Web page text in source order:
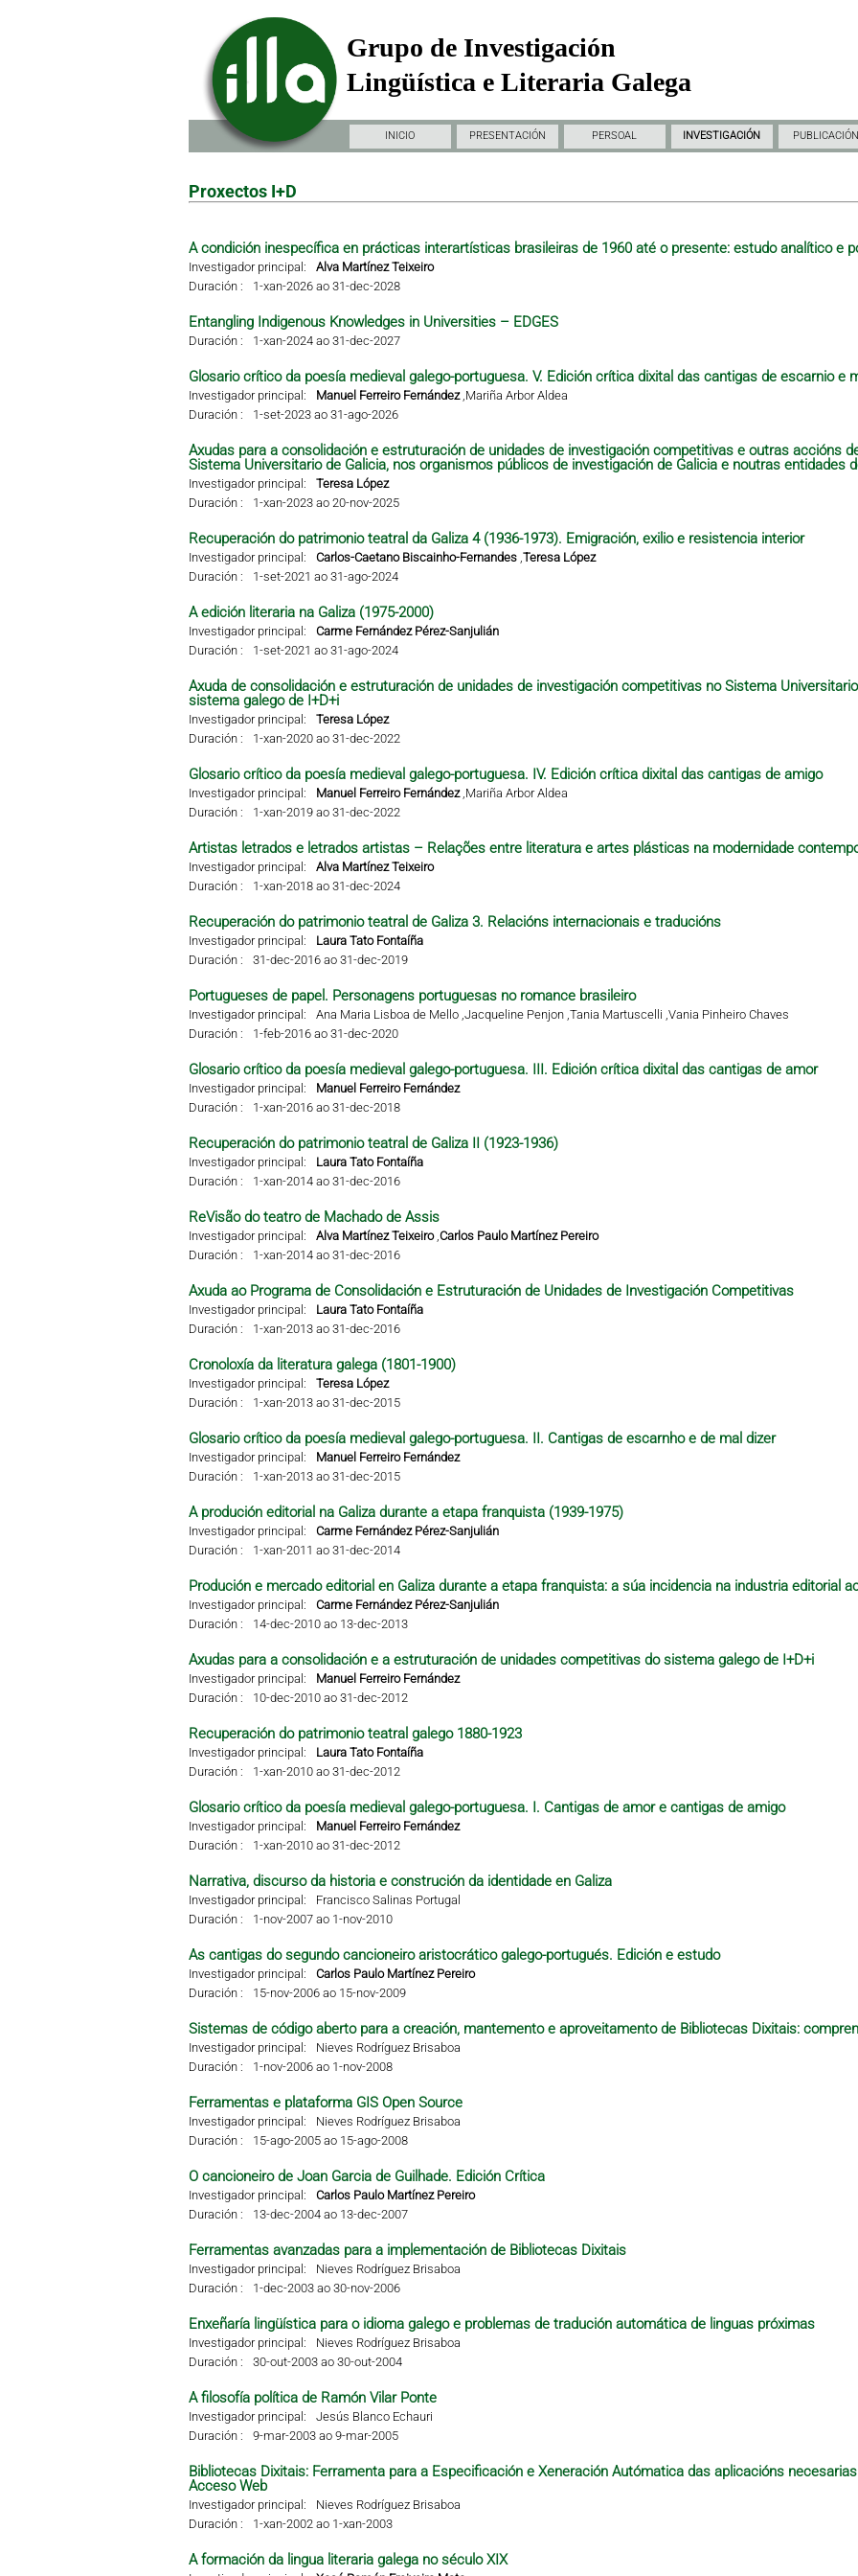
Grupo de Investigación
Lingüística e Literaria Galega
INICIO PRESENTACIÓN PERSOAL INVESTIGACIÓN
Proxectos I+D
A condición inespecífica en prácticas interartísticas brasileiras de 1960 até o presente: estudo analítico e
Investigador principal:
Alva Martínez Teixeiro
Duración :
1-xan-2026 ao 31-dec-2028
Entangling Indigenous Knowledges in Universities – EDGES
Duración : 1-xan-2024 ao 31-dec-2027
Glosario crítico da poesía medieval galego-portuguesa. V. Edición crítica dixital das cantigas de escarnio e
Investigador principal: Manuel Ferreiro Fernández,Mariña Arbor Aldea
Duración :
1-set-2023 ao 31-ago-2026
Axudas para a consolidación e estruturación de unidades de investigación competitivas e outras accións
Sistema Universitario de Galicia, nos organismos públicos de investigación de Galicia e noutras entidades
Investigador principal:
Teresa López
Duración :
1-xan-2023 ao 20-nov-2025
Recuperación do patrimonio teatral da Galiza 4 (1936-1973). Emigración, exilio e resistencia interior
Investigador principal: Carlos-Caetano Biscainho-Fernandes,Teresa López
Duración :
1-set-2021 ao 31-ago-2024
A edición literaria na Galiza (1975-2000)
Investigador principal:
Carme Fernández Pérez-Sanjulián
Duración :
1-set-2021 ao 31-ago-2024
Axuda de consolidación e estruturación de unidades de investigación competitivas no Sistema
sistema galego de I+D+i
Investigador principal:
Teresa López
Duración :
1-xan-2020 ao 31-dec-2022
Glosario crítico da poesía medieval galego-portuguesa. IV. Edición crítica dixital das cantigas de amigo
Investigador principal: Manuel Ferreiro Fernández,Mariña Arbor Aldea
Duración :
1-xan-2019 ao 31-dec-2022
Artistas letrados e letrados artistas – Relações entre literatura e artes plásticas na modernidade
Investigador principal:
Alva Martínez Teixeiro
Duración :
1-xan-2018 ao 31-dec-2024
Recuperación do patrimonio teatral de Galiza 3. Relacións internacionais e traducións
Investigador principal:
Laura Tato Fontaíña
Duración :
31-dec-2016 ao 31-dec-2019
Portugueses de papel. Personagens portuguesas no romance brasileiro
Investigador principal: Ana Maria Lisboa de Mello ,Jacqueline Penjon ,Tania Martuscelli ,Vania Pinheiro Chaves
Duración :
1-feb-2016 ao 31-dec-2020
Glosario crítico da poesía medieval galego-portuguesa. III. Edición crítica dixital das cantigas de amor
Investigador principal:
Manuel Ferreiro Fernández
Duración :
1-xan-2016 ao 31-dec-2018
Recuperación do patrimonio teatral de Galiza II (1923-1936)
Investigador principal:
Laura Tato Fontaíña
Duración :
1-xan-2014 ao 31-dec-2016
ReVisão do teatro de Machado de Assis
Investigador principal: Alva Martínez Teixeiro,Carlos Paulo Martínez Pereiro
Duración :
1-xan-2014 ao 31-dec-2016
Axuda ao Programa de Consolidación e Estruturación de Unidades de Investigación Competitivas
Investigador principal:
Laura Tato Fontaíña
Duración :
1-xan-2013 ao 31-dec-2016
Cronoloxía da literatura galega (1801-1900)
Investigador principal:
Teresa López
Duración :
1-xan-2013 ao 31-dec-2015
Glosario crítico da poesía medieval galego-portuguesa. II. Cantigas de escarnho e de mal dizer
Investigador principal:
Manuel Ferreiro Fernández
Duración :
1-xan-2013 ao 31-dec-2015
A produción editorial na Galiza durante a etapa franquista (1939-1975)
Investigador principal:
Carme Fernández Pérez-Sanjulián
Duración :
1-xan-2011 ao 31-dec-2014
Produción e mercado editorial en Galiza durante a etapa franquista: a súa incidencia na industria editorial
Investigador principal:
Carme Fernández Pérez-Sanjulián
Duración :
14-dec-2010 ao 13-dec-2013
Axudas para a consolidación e a estruturación de unidades competitivas do sistema galego de I+D+i
Investigador principal:
Manuel Ferreiro Fernández
Duración :
10-dec-2010 ao 31-dec-2012
Recuperación do patrimonio teatral galego 1880-1923
Investigador principal:
Laura Tato Fontaíña
Duración :
1-xan-2010 ao 31-dec-2012
Glosario crítico da poesía medieval galego-portuguesa. I. Cantigas de amor e cantigas de amigo
Investigador principal:
Manuel Ferreiro Fernández
Duración :
1-xan-2010 ao 31-dec-2012
Narrativa, discurso da historia e construción da identidade en Galiza
Investigador principal:
Francisco Salinas Portugal
Duración :
1-nov-2007 ao 1-nov-2010
As cantigas do segundo cancioneiro aristocrático galego-portugués. Edición e estudo
Investigador principal:
Carlos Paulo Martínez Pereiro
Duración :
15-nov-2006 ao 15-nov-2009
Sistemas de código aberto para a creación, mantemento e aproveitamento de Bibliotecas Dixitais:
Investigador principal:
Nieves Rodríguez Brisaboa
Duración :
1-nov-2006 ao 1-nov-2008
Ferramentas e plataforma GIS Open Source
Investigador principal:
Nieves Rodríguez Brisaboa
Duración :
15-ago-2005 ao 15-ago-2008
O cancioneiro de Joan Garcia de Guilhade. Edición Crítica
Investigador principal:
Carlos Paulo Martínez Pereiro
Duración :
13-dec-2004 ao 13-dec-2007
Ferramentas avanzadas para a implementación de Bibliotecas Dixitais
Investigador principal:
Nieves Rodríguez Brisaboa
Duración :
1-dec-2003 ao 30-nov-2006
Enxeñaría lingüística para o idioma galego e problemas de tradución automática de linguas próximas
Investigador principal:
Nieves Rodríguez Brisaboa
Duración :
30-out-2003 ao 30-out-2004
A filosofía política de Ramón Vilar Ponte
Investigador principal:
Jesús Blanco Echauri
Duración :
9-mar-2003 ao 9-mar-2005
Bibliotecas Dixitais: Ferramenta para a Especificación e Xeneración Autómatica das aplicacións
Acceso Web
Investigador principal:
Nieves Rodríguez Brisaboa
Duración :
1-xan-2002 ao 1-xan-2003
A formación da lingua literaria galega no século XIX